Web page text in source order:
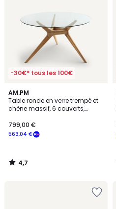
-30€* tous les 100€
AM.PM
Table ronde en verre trempé et
chêne massif, 6 couverts,
563,04 €
799,00 €
4,7
/ 5
4,7
/